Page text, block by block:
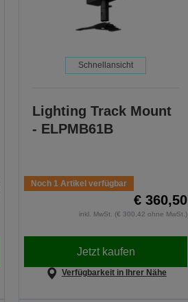
Schnellansicht
Lighting Track Mount
- ELPMB61B
Noch 1 Artikel verfügbar
€ 360,50
inkl. MwSt. (€ 300,42 ohne MwSt.)
Jetzt kaufen
Verfügbarkeit in Ihrer Nähe